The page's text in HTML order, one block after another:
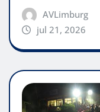
AVLimburg
jul 21, 2026